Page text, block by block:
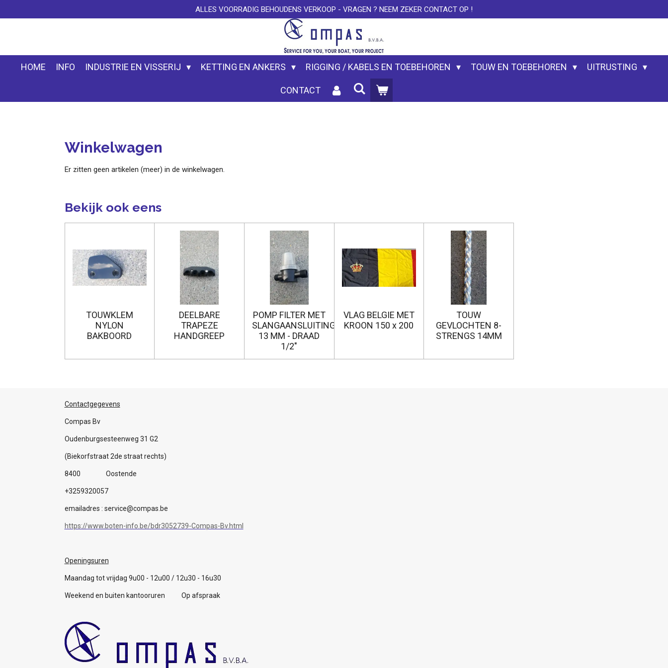
direct
hoofdinhoud
ALLES VOORRADIG BEHOUDENS VERKOOP - VRAGEN ? NEEM ZEKER CONTACT OP !
HOME INFO INDUSTRIE EN VISSERIJ KETTING EN ANKERS RIGGING / KABELS EN TOEBEHOREN TOUW EN TOEBEHOREN UITRUSTING
CONTACT
Winkelwagen
Er zitten geen artikelen (meer) in de winkelwagen.
Bekijk ook eens
TOUWKLEM
NYLON
BAKBOORD
DEELBARE
TRAPEZE
HANDGREEP
POMP FILTER MET
SLANGAANSLUITING
13 MM - DRAAD
1/2"
VLAG BELGIE MET
KROON 150 x 200
TOUW
GEVLOCHTEN 8-
STRENGS 14MM
Contactgegevens
Compas Bv
Oudenburgsesteenweg 31 G2
(Biekorfstraat 2de straat rechts)
8400 Oostende
+3259320057
emailadres : service@compas.be
https://www.boten-info.be/bdr3052739-Compas-Bv.html
Openingsuren
Maandag tot vrijdag 9u00 - 12u00 / 12u30 - 16u30
Weekend en buiten kantooruren Op afspraak